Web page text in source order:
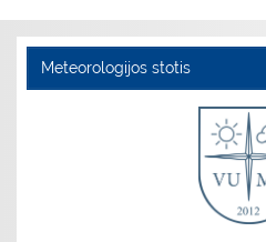
Meteorologijos stotis